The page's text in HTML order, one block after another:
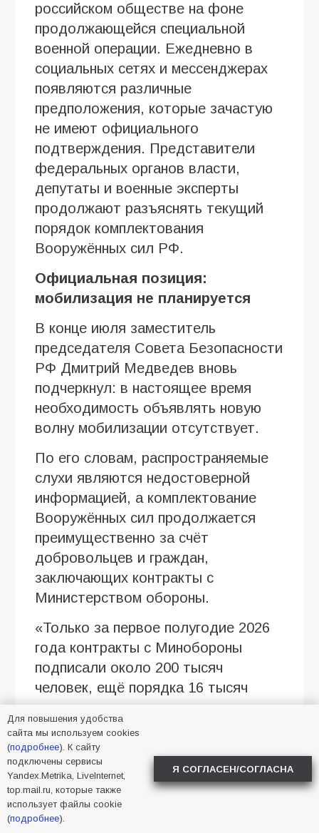
российском обществе на фоне
продолжающейся специальной
военной операции. Ежедневно в
социальных сетях и мессенджерах
появляются различные
предположения, которые зачастую
не имеют официального
подтверждения. Представители
федеральных органов власти,
депутаты и военные эксперты
продолжают разъяснять текущий
порядок комплектования
Вооружённых сил РФ.
Официальная позиция:
мобилизация не планируется
В конце июля заместитель
председателя Совета Безопасности
РФ Дмитрий Медведев вновь
подчеркнул: в настоящее время
необходимость объявлять новую
волну мобилизации отсутствует.
По его словам, распространяемые
слухи являются недостоверной
информацией, а комплектование
Вооружённых сил продолжается
преимущественно за счёт
добровольцев и граждан,
заключающих контракты с
Министерством обороны.
«Только за первое полугодие 2026
года контракты с Минобороны
подписали около 200 тысяч
человек, ещё порядка 16 тысяч
добровольческие формирования»,
— сообщил Дмитрий Медведев.
Отдельно зампред Совбеза
отметил развитие войск
беспилотных систем, где службу
Для повышения удобства
сайта мы используем cookies
(подробнее). К сайту
подключены сервисы
Yandex.Metrika, LiveInternet,
top.mail.ru, которые также
использует файлы cookie
(подробнее).
Я СОГЛАСЕН/СОГЛАСНА